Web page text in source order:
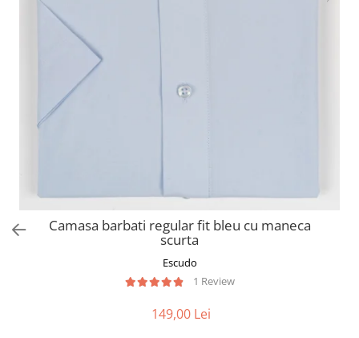
Camasa barbati regular fit bleu cu maneca
scurta
Escudo
1 Review
149,00 Lei